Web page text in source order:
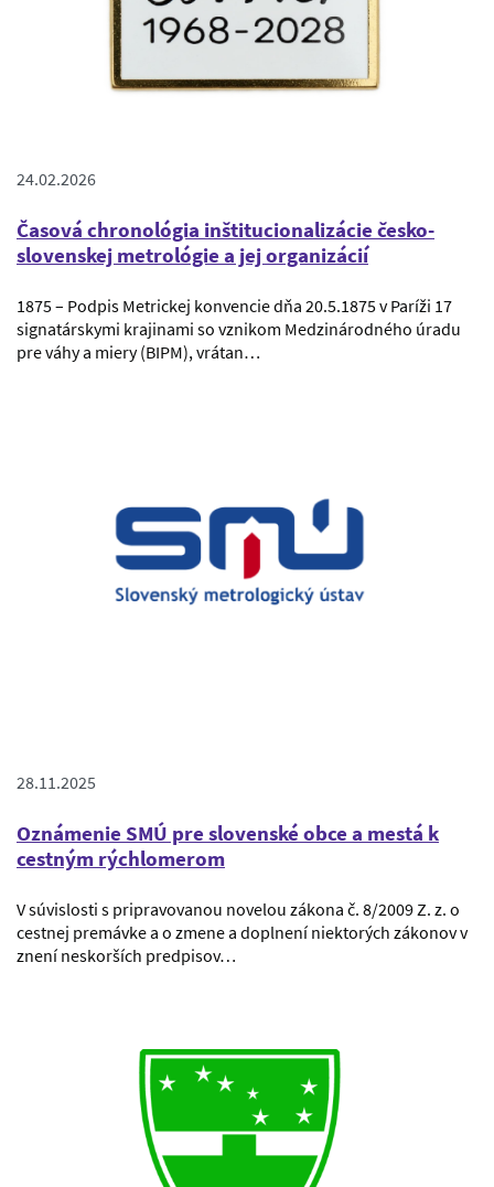
24.02.2026
Časová chronológia inštitucionalizácie česko-
slovenskej metrológie a jej organizácií
1875 – Podpis Metrickej konvencie dňa 20.5.1875 v Paríži 17
signatárskymi krajinami so vznikom Medzinárodného úradu
pre váhy a miery (BIPM), vrátan…
28.11.2025
Oznámenie SMÚ pre slovenské obce a mestá k
cestným rýchlomerom
V súvislosti s pripravovanou novelou zákona č. 8/2009 Z. z. o
cestnej premávke a o zmene a doplnení niektorých zákonov v
znení neskorších predpisov…